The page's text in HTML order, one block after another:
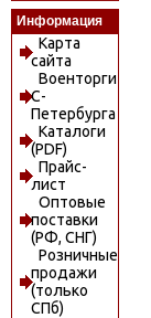
Информация
Карта
сайта
Военторги
С-
Петербурга
Каталоги
(PDF)
Прайс-
лист
Оптовые
поставки
(РФ, СНГ)
Розничные
продажи
(только
СПб)